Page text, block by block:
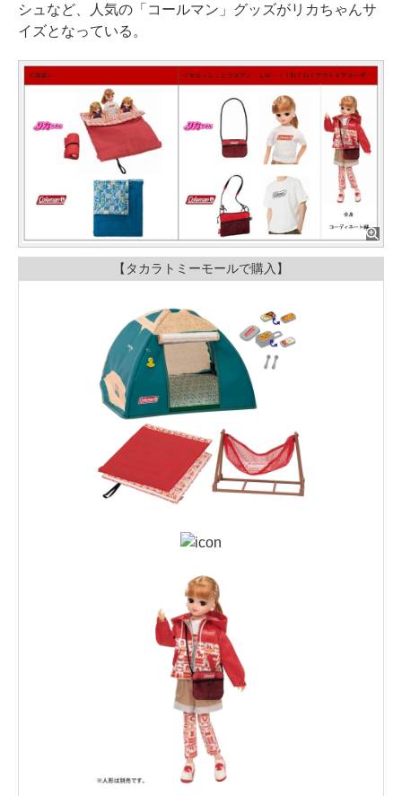
シュなど、人気の「コールマン」グッズがリカちゃんサ
イズとなっている。
【タカラトミーモールで購入】